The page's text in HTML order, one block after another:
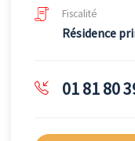
Fiscalité
Résidence
01 81 80